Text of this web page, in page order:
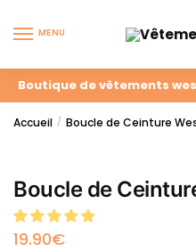
MENU
Boutique de vêtements
Accueil / Boucle de Ceinture
Boucle de
19.90€